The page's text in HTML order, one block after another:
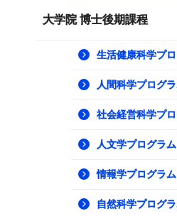
大学院 博士後期課程
生活健康科学プ
人間科学プログ
社会経営科学プ
人文学プログラム
情報学プログラム
自然科学プログ